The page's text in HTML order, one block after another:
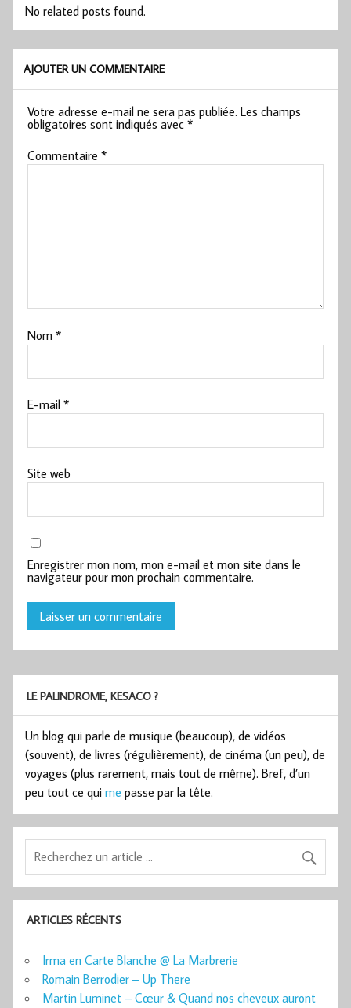
No related posts found.
AJOUTER UN COMMENTAIRE
Votre adresse e-mail ne sera pas publiée. Les champs
obligatoires sont indiqués avec*
Commentaire*
Nom*
E-mail*
Site web
Enregistrer mon nom, mon e-mail et mon site dans le
navigateur pour mon prochain commentaire.
LE PALINDROME, KESACO ?
Un blog qui parle de musique (beaucoup), de vidéos
(souvent), de livres (régulièrement), de cinéma (un peu), de
voyages (plus rarement, mais tout de même). Bref, d’un
peu tout ce qui me passe par la tête.
ARTICLES RÉCENTS
Irma en Carte Blanche @ La Marbrerie
Romain Berrodier – Up There
Martin Luminet – Cœur & Quand nos cheveux auront